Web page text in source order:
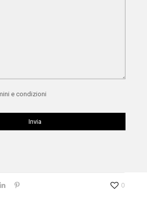
e condizioni
0